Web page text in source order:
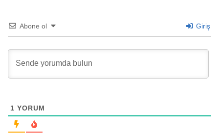
Abone ol Giriş
1 YORUM